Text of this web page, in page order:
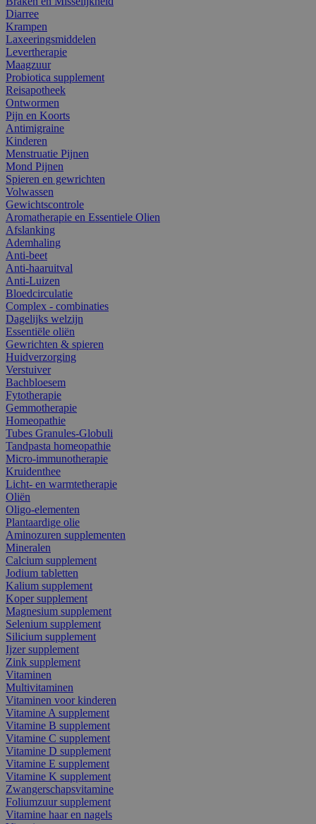
Diarree
Krampen
Laxeeringsmiddelen
Levertherapie
Maagzuur
Probiotica supplement
Reisapotheek
Ontwormen
Pijn en Koorts
Antimigraine
Kinderen
Menstruatie Pijnen
Mond Pijnen
Spieren en gewrichten
Volwassen
Gewichtscontrole
Aromatherapie en Essentiele Olien
Afslanking
Ademhaling
Anti-beet
Anti-haaruitval
Anti-Luizen
Bloedcirculatie
Complex - combinaties
Dagelijks welzijn
Essentiële oliën
Gewrichten & spieren
Huidverzorging
Verstuiver
Bachbloesem
Fytotherapie
Gemmotherapie
Homeopathie
Tubes Granules-Globuli
Tandpasta homeopathie
Micro-immunotherapie
Kruidenthee
Licht- en warmtetherapie
Oliën
Oligo-elementen
Plantaardige olie
Aminozuren supplementen
Mineralen
Calcium supplement
Jodium tabletten
Kalium supplement
Koper supplement
Magnesium supplement
Selenium supplement
Silicium supplement
Ijzer supplement
Zink supplement
Vitaminen
Multivitaminen
Vitaminen voor kinderen
Vitamine A supplement
Vitamine B supplement
Vitamine C supplement
Vitamine D supplement
Vitamine E supplement
Vitamine K supplement
Zwangerschapsvitamine
Foliumzuur supplement
Vitamine haar en nagels